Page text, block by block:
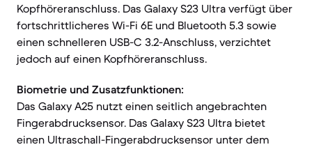
Kopfhöreranschluss. Das Galaxy S23 Ultra verfügt über
fortschrittlicheres Wi-Fi 6E und Bluetooth 5.3 sowie
einen schnelleren USB-C 3.2-Anschluss, verzichtet
jedoch auf einen Kopfhöreranschluss.
Biometrie und Zusatzfunktionen:
Das Galaxy A25 nutzt einen seitlich angebrachten
Fingerabdrucksensor. Das Galaxy S23 Ultra bietet
einen Ultraschall-Fingerabdrucksensor unter dem